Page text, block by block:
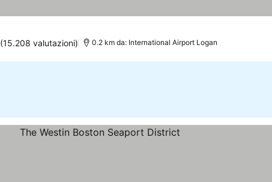
(15.208 valutazioni) 0.2 km da: International Airport Logan